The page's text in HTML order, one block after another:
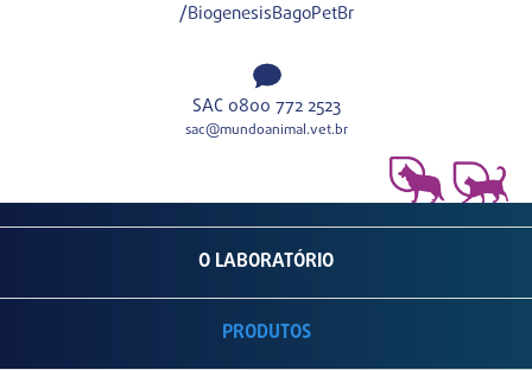
/BiogenesisBagoPetBr
SAC 0800 772 2523
sac@mundoanimal.vet.br
O LABORATÓRIO
PRODUTOS